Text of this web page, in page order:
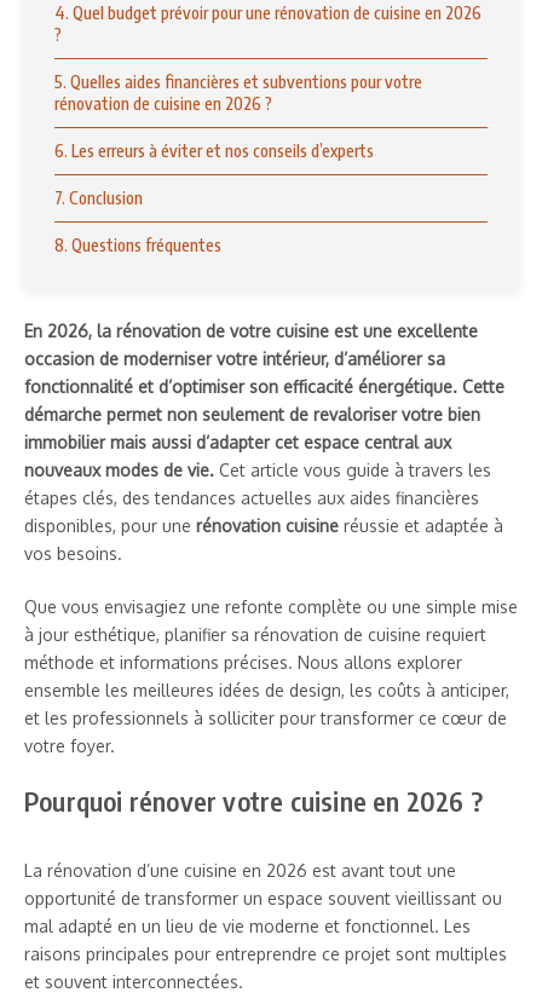
4. Quel budget prévoir pour une rénovation de cuisine en 2026
?
5. Quelles aides financières et subventions pour votre
rénovation de cuisine en 2026 ?
6. Les erreurs à éviter et nos conseils d’experts
7. Conclusion
8. Questions fréquentes
En 2026, la rénovation de votre cuisine est une excellente
occasion de moderniser votre intérieur, d’améliorer sa
fonctionnalité et d’optimiser son efficacité énergétique. Cette
démarche permet non seulement de revaloriser votre bien
immobilier mais aussi d’adapter cet espace central aux
nouveaux modes de vie. Cet article vous guide à travers les
étapes clés, des tendances actuelles aux aides financières
disponibles, pour une rénovation cuisine réussie et adaptée à
vos besoins.
Que vous envisagiez une refonte complète ou une simple mise
à jour esthétique, planifier sa rénovation de cuisine requiert
méthode et informations précises. Nous allons explorer
ensemble les meilleures idées de design, les coûts à anticiper,
et les professionnels à solliciter pour transformer ce cœur de
votre foyer.
Pourquoi rénover votre cuisine en 2026 ?
La rénovation d’une cuisine en 2026 est avant tout une
opportunité de transformer un espace souvent vieillissant ou
mal adapté en un lieu de vie moderne et fonctionnel. Les
raisons principales pour entreprendre ce projet sont multiples
et souvent interconnectées.